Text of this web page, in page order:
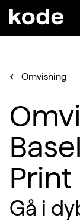
Omvisning
Print
Gå i